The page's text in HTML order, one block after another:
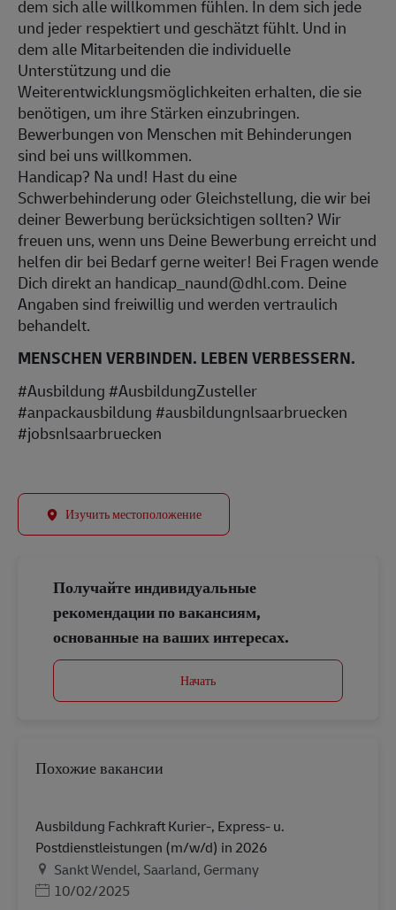
dem sich alle willkommen fühlen. In dem sich jede
und jeder respektiert und geschätzt fühlt. Und in
dem alle Mitarbeitenden die individuelle
Unterstützung und die
Weiterentwicklungsmöglichkeiten erhalten, die sie
benötigen, um ihre Stärken einzubringen.
Bewerbungen von Menschen mit Behinderungen
sind bei uns willkommen.
Handicap? Na und! Hast du eine
Schwerbehinderung oder Gleichstellung, die wir bei
deiner Bewerbung berücksichtigen sollten? Wir
freuen uns, wenn uns Deine Bewerbung erreicht und
helfen dir bei Bedarf gerne weiter! Bei Fragen wende
Dich direkt an handicap_naund@dhl.com. Deine
Angaben sind freiwillig und werden vertraulich
behandelt.
MENSCHEN VERBINDEN. LEBEN VERBESSERN.
#Ausbildung #AusbildungZusteller
#anpackausbildung #ausbildungnlsaarbruecken
#jobsnlsaarbruecken
Изучить местоположение
Получайте индивидуальные
рекомендации по вакансиям,
основанные на ваших интересах.
Начать
Похожие вакансии
Ausbildung Fachkraft Kurier-, Express- u.
Postdienstleistungen (m/w/d) in 2026
Местоположение
Sankt Wendel, Saarland, Germany
Дата публикации
10/02/2025